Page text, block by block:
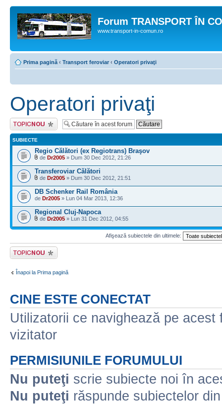
Forum TRANSPORT ÎN
www.transport-in-comun.ro
Prima pagină ‹ Transport feroviar ‹ Operatori privaţi
Operatori privaţi
Scrie un subiect
nou
SUBIECTE
Regio Călători (ex Regiotrans) Braşov
de Dr2005 » Dum 30 Dec 2012, 21:26
Transferoviar Călători
de Dr2005 » Dum 30 Dec 2012, 21:51
DB Schenker Rail România
de Dr2005 » Lun 04 Mar 2013, 12:36
Regional Cluj-Napoca
de Dr2005 » Lun 31 Dec 2012, 04:55
Afişează subiectele din ultimele:
Scrie un subiect
nou
Înapoi la Prima pagină
CINE ESTE CONECTAT
Utilizatorii ce navighează pe
vizitator
PERMISIUNILE FORUMULUI
Nu puteţi scrie subiecte noi în
Nu puteţi răspunde subiectelor